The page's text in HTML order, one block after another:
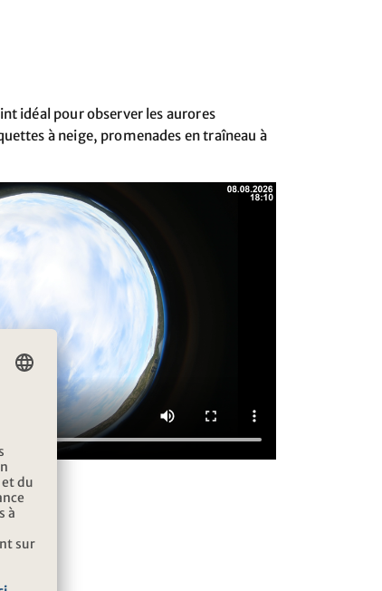
idéal pour observer les aurores
à neige, promenades en traîneau à